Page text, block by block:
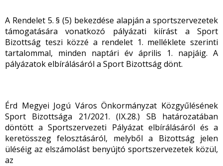
A Rendelet 5. § (5) bekezdése alapján a sportszervezetek
támogatására vonatkozó pályázati kiírást a Sport
Bizottság teszi közzé a rendelet 1. melléklete szerinti
tartalommal, minden naptári év április 1. napjáig. A
pályázatok elbírálásáról a Sport Bizottság dönt.
Érd Megyei Jogú Város Önkormányzat Közgyűlésének
Sport Bizottsága 21/2021. (IX.28.) SB határozatában
döntött a Sportszervezeti Pályázat elbírálásáról és a
keretösszeg felosztásáról, melyből a Bizottság jelen
üléséig az elszámolást benyújtó sportszervezetek közül,
az